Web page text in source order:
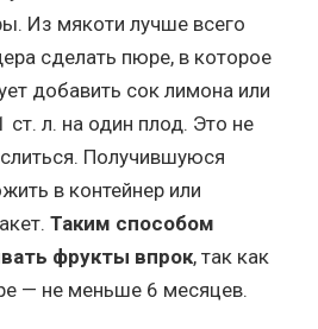
Из мякоти лучше всего
сделать пюре, в которое
добавить сок лимона или
ст. л. на один плод. Это не
Получившуюся
в контейнер или
Таким способом
фрукты впрок, так как
— не меньше 6 месяцев.